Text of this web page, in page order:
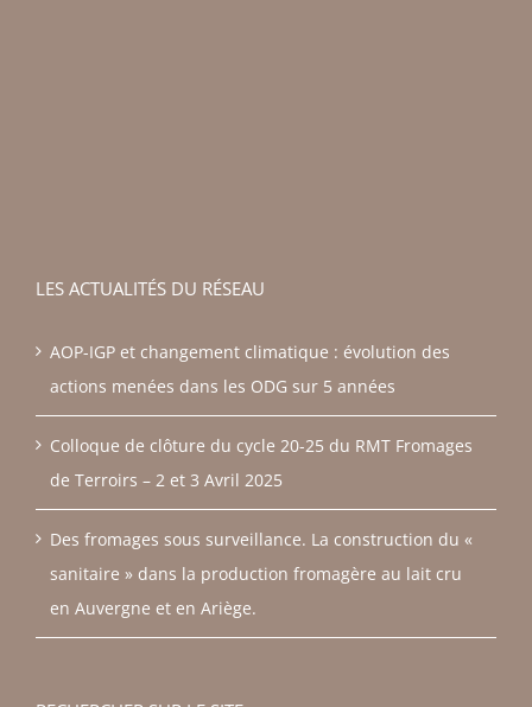
LES ACTUALITÉS DU RÉSEAU
AOP-IGP et changement climatique : évolution des
actions menées dans les ODG sur 5 années
Colloque de clôture du cycle 20-25 du RMT Fromages
de Terroirs – 2 et 3 Avril 2025
Des fromages sous surveillance. La construction du «
sanitaire » dans la production fromagère au lait cru
en Auvergne et en Ariège.